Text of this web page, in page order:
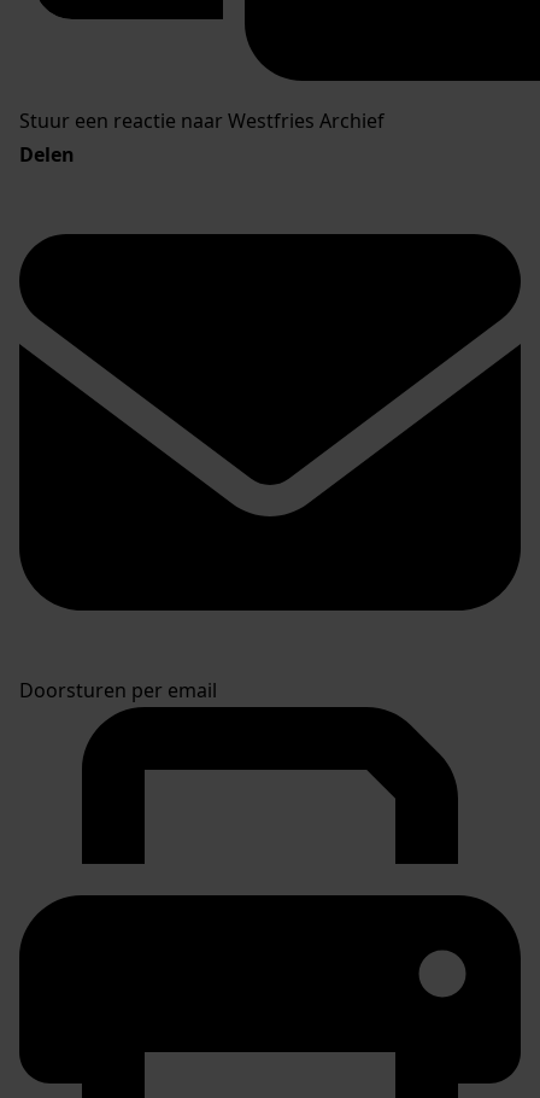
Stuur een reactie naar Westfries Archief
Delen
Doorsturen per email